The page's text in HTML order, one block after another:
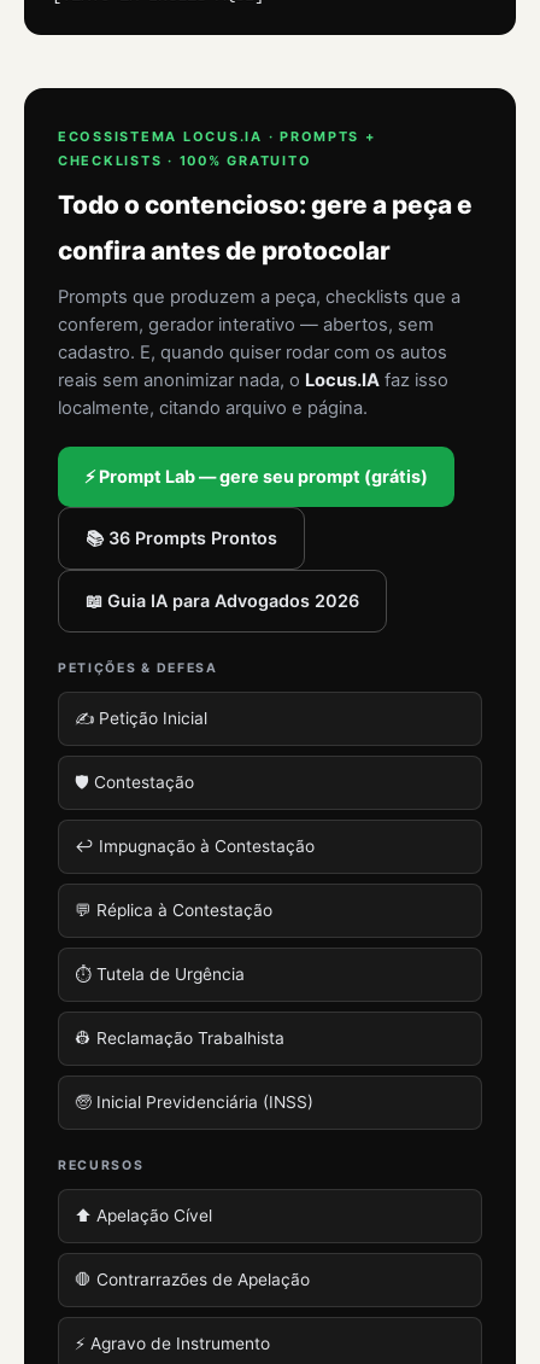
ECOSSISTEMA LOCUS.IA · PROMPTS +
CHECKLISTS · 100% GRATUITO
Todo o contencioso: gere a peça e
confira antes de protocolar
Prompts que produzem a peça, checklists que a
conferem, gerador interativo — abertos, sem
cadastro. E, quando quiser rodar com os autos
reais sem anonimizar nada, o Locus.IA faz isso
localmente, citando arquivo e página.
⚡ Prompt Lab — gere seu prompt (grátis)
📚 36 Prompts Prontos
📖 Guia IA para Advogados 2026
PETIÇÕES & DEFESA
✍️ Petição Inicial
🛡️ Contestação
↩️ Impugnação à Contestação
💬 Réplica à Contestação
⏱️ Tutela de Urgência
👷 Reclamação Trabalhista
🧓 Inicial Previdenciária (INSS)
RECURSOS
⬆️ Apelação Cível
🛑 Contrarrazões de Apelação
⚡ Agravo de Instrumento